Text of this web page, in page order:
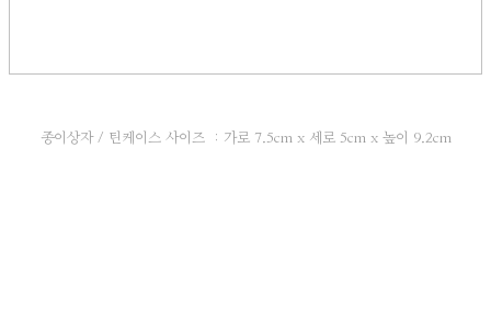
종이상자 / 틴케이스 사이즈 : 가로 7.5cm x 세로 5cm x 높이 9.2cm